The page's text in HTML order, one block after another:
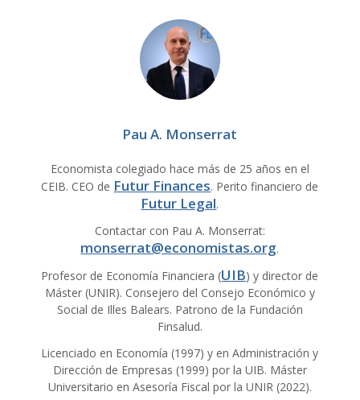
Pau A. Monserrat
Economista colegiado hace más de 25 años en el
CEIB. CEO de Futur Finances. Perito financiero de
Futur Legal.
Contactar con Pau A. Monserrat:
monserrat@economistas.org.
Profesor de Economía Financiera (UIB) y director de
Máster (UNIR). Consejero del Consejo Económico y
Social de Illes Balears. Patrono de la Fundación
Finsalud.
Licenciado en Economía (1997) y en Administración y
Dirección de Empresas (1999) por la UIB. Máster
Universitario en Asesoría Fiscal por la UNIR (2022).